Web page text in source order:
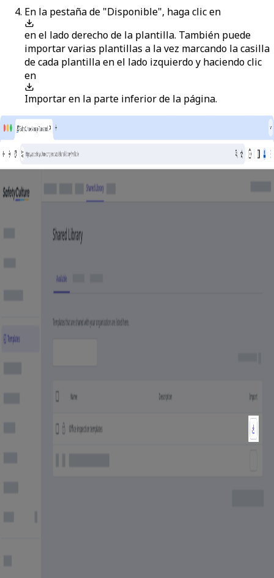
En la pestaña de "Disponible", haga clic en
en el lado derecho de la plantilla. También puede
importar varias plantillas a la vez marcando la casilla
de cada plantilla en el lado izquierdo y haciendo clic
en
Importaren la parte inferior de la página.